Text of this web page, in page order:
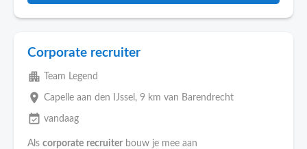
Corporate recruiter
apartment Team Legend
place Capelle aan den IJssel , 9 km van Barendrecht
event_available vandaag
Als corporate recruiter bouw je mee aan